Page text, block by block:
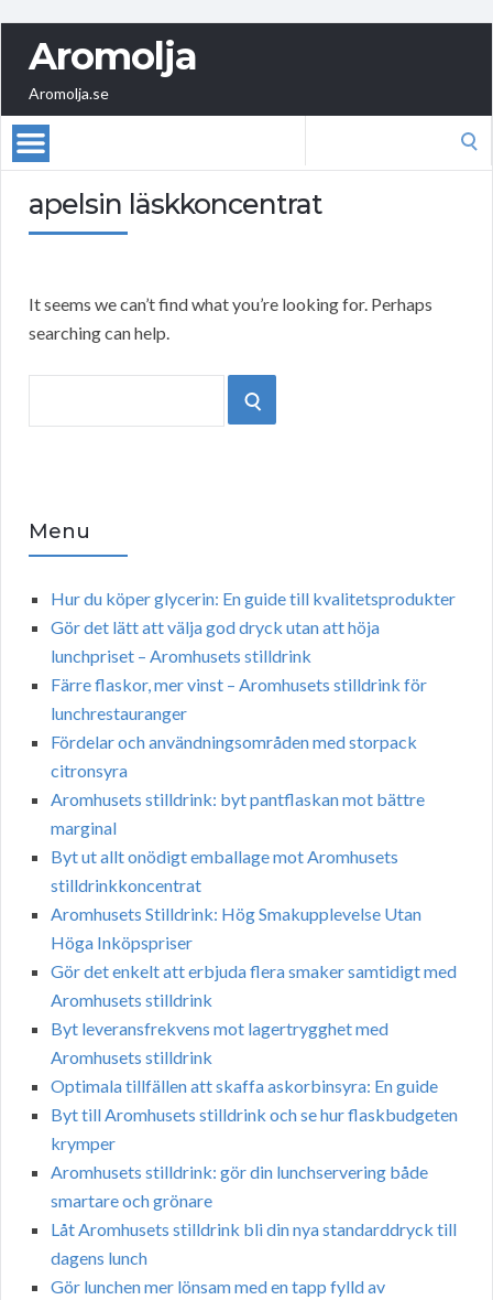
Aromolja
Aromolja.se
apelsin läskkoncentrat
It seems we can’t find what you’re looking for. Perhaps
searching can help.
SEARCH
Menu
Hur du köper glycerin: En guide till kvalitetsprodukter
Gör det lätt att välja god dryck utan att höja
lunchpriset – Aromhusets stilldrink
Färre flaskor, mer vinst – Aromhusets stilldrink för
lunchrestauranger
Fördelar och användningsområden med storpack
citronsyra
Aromhusets stilldrink: byt pantflaskan mot bättre
marginal
Byt ut allt onödigt emballage mot Aromhusets
stilldrinkkoncentrat
Aromhusets Stilldrink: Hög Smakupplevelse Utan
Höga Inköpspriser
Gör det enkelt att erbjuda flera smaker samtidigt med
Aromhusets stilldrink
Byt leveransfrekvens mot lagertrygghet med
Aromhusets stilldrink
Optimala tillfällen att skaffa askorbinsyra: En guide
Byt till Aromhusets stilldrink och se hur flaskbudgeten
krymper
Aromhusets stilldrink: gör din lunchservering både
smartare och grönare
Låt Aromhusets stilldrink bli din nya standarddryck till
dagens lunch
Gör lunchen mer lönsam med en tapp fylld av